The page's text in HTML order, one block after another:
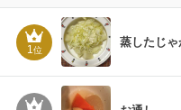
1位
蒸したじゃ